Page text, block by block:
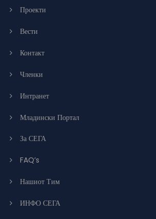
Проекти
Вести
Контакт
Членки
Интранет
Младински Портал
За СЕГА
FAQ’s
Нашиот Тим
ИНФО СЕГА